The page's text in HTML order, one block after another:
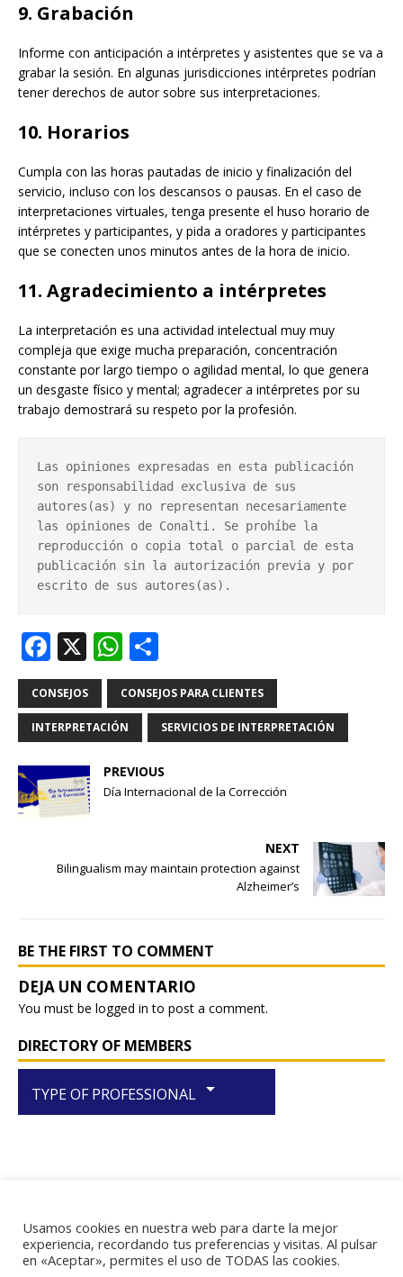
9. Grabación
Informe con anticipación a intérpretes y asistentes que se va a
grabar la sesión. En algunas jurisdicciones intérpretes podrían
tener derechos de autor sobre sus interpretaciones.
10. Horarios
Cumpla con las horas pautadas de inicio y finalización del
servicio, incluso con los descansos o pausas. En el caso de
interpretaciones virtuales, tenga presente el huso horario de
intérpretes y participantes, y pida a oradores y participantes
que se conecten unos minutos antes de la hora de inicio.
11. Agradecimiento a intérpretes
La interpretación es una actividad intelectual muy muy
compleja que exige mucha preparación, concentración
constante por largo tiempo o agilidad mental, lo que genera
un desgaste físico y mental; agradecer a intérpretes por su
trabajo demostrará su respeto por la profesión.
Las opiniones expresadas en esta publicación
son responsabilidad exclusiva de sus
autores(as) y no representan necesariamente
las opiniones de Conalti. Se prohíbe la
reproducción o copia total o parcial de esta
publicación sin la autorización previa y por
escrito de sus autores(as).
F
a
c
e
b
o
o
X W
h
at
s
A
p
h
ar
e
CONSEJOS CONSEJOS PARA CLIENTES
INTERPRETACIÓN SERVICIOS DE INTERPRETACIÓN
PREVIOUS
Día Internacional de la Corrección
NEXT
Bilingualism may maintain protection against
Alzheimer’s
BE THE FIRST TO COMMENT
You must be logged in to post a comment.
DIRECTORY OF MEMBERS
TYPE OF PROFESSIONAL arrow_drop_down
RIF J-29438867-1
Usamos cookies en nuestra web para darte la mejor
experiencia, recordando tus preferencias y visitas. Al pulsar
en «Aceptar», permites el uso de TODAS las cookies.